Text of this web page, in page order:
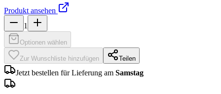
Produkt ansehen
1
Optionen wählen
Zur Wunschliste hinzufügen Teilen
Jetzt bestellen für Lieferung am Samstag